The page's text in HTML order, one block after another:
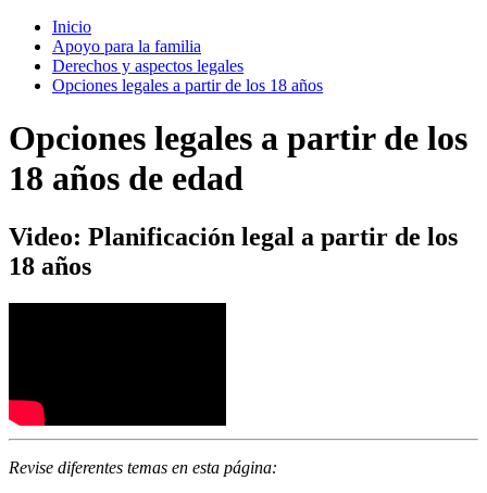
Inicio
Apoyo para la familia
Derechos y aspectos legales
Opciones legales a partir de los 18 años
Opciones legales a partir de los
18 años de edad
Video: Planificación legal a partir de los
18 años
Revise diferentes temas en esta página: